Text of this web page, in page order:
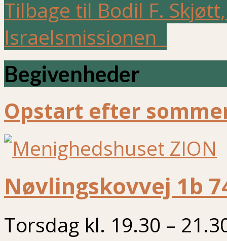
Tilbage til Bodil F.
Israelsmissionen
Begivenheder
Opstart efter
Nøvlingskovvej 1b
Torsdag kl. 19.30 –